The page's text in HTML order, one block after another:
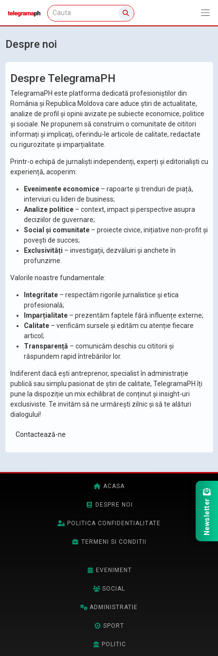
Despre noi
Despre TelegramaPH
TelegramaPH este platforma dedicată profesioniștilor din
România și Republica Moldova care aduce știri de actualitate,
analize de profil și opinii avizate pe subiecte economice, politice
și sociale. Ne propunem să construim o comunitate de cititori
informați și implicați, oferindu-le articole de calitate, redactate
cu rigurozitate și imparțialitate.
Printr-o echipă de jurnaliști independenți, experți și editorialiști cu
experiență, acoperim:
Evenimente economice– rapoarte și trenduri de piață,
interviuri cu lideri de business;
Analize politice– context, impact și perspective asupra
deciziilor de guvernare;
Social și comunitate– proiecte civice, inițiative non-profit și
povești de succes;
Exclusivități – investigații, dezvăluiri și anchete în
profunzime.
Valorile noastre fundamentale:
Integritate– respectăm rigorile jurnalistice și etica
profesională;
Imparțialitate– prezentăm faptele fără influențe externe;
Calitate– verificăm sursele și edităm cu atenție fiecare
articol;
Transparență – comunicăm deschis cu cititorii și
răspundem rapid întrebărilor lor.
Indiferent dacă ești antreprenor, specialist în administrație
publică sau simplu pasionat de știri de calitate, TelegramaPH îți
pune la dispoziție un mix echilibrat de conținut și insight-uri
exclusiviste. Te invităm să ne urmărești zilnic și să te alături
dialogului!
Contactează-ne
ACASA
DESPRE NOI
POLITICA CONFIDENTIALITATE
TERMENI SI CONDITII
EVENIMENT
SOCIAL
ADMINISTRATIE
SPORT
POLITIC
Newsletter